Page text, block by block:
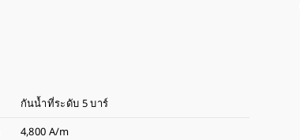
กันน้ำที่ระดับ 5 บาร์
4,800 A/m